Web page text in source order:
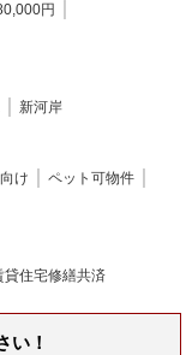
円
新河岸
け
ペット可物件
貸住宅修繕共済
い！